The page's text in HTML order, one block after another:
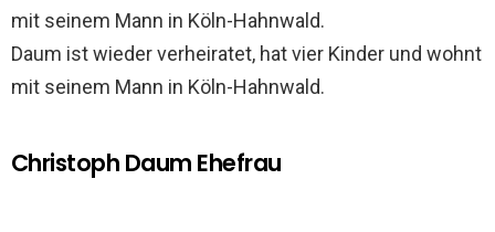
mit seinem Mann in Köln-Hahnwald.
Daum ist wieder verheiratet, hat vier Kinder und wohnt
mit seinem Mann in Köln-Hahnwald.
Christoph Daum Ehefrau